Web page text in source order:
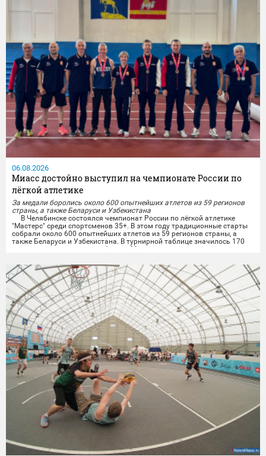
06.08.2026
Миасс достойно выступил на чемпионате России по
лёгкой атлетике
За медали боролись около 600 опытнейших атлетов из 59 регионов
страны, а также Беларуси и Узбекистана
В Челябинске состоялся чемпионат России по лёгкой атлетике
"Мастерс" среди спортсменов 35+. В этом году традиционные старты
собрали около 600 опытнейших атлетов из 59 регионов страны, а
также Беларуси и Узбекистана. В турнирной таблице значилось 170
городов, среди которых и сборная Миасса.
личных дистанциях и в командной эстафете....